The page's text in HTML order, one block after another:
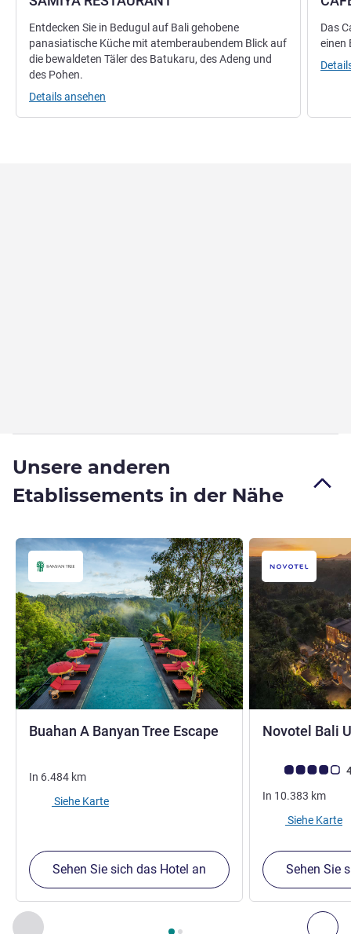
Entdecken Sie in Bedugul auf Bali gehobene
panasiatische Küche mit atemberaubendem Blick auf
die bewaldeten Täler des Batukaru, des Adeng und
des Pohen.
Details ansehen
Das
einen
Unsere anderen
Etablissements in der Nähe
Zurück - Unsere anderen Etablissements in der Nähe
Seite , Unsere anderen Etablissements in der Nähe
Buahan A Banyan Tree Escape 5 Sterne
In 6.484 km
Siehe Karte
Sehen Sie sich das Hotel an
Novotel Bali
Note
In 10.383 km
Siehe Karte
Sehen Sie